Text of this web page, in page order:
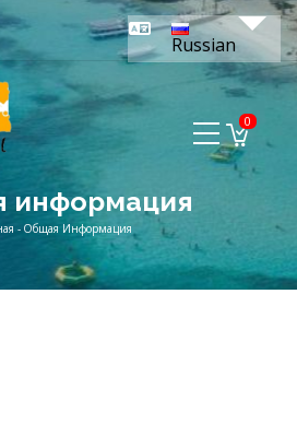
Russian
0
информация
- Общая Информация